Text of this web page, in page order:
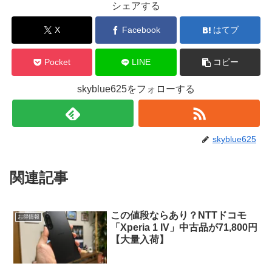
シェアする
X Facebook はてブ
Pocket LINE コピー
skyblue625をフォローする
skyblue625
関連記事
お得情報
この値段ならあり？NTTドコモ
「Xperia 1 IV」中古品が71,800円
【大量入荷】